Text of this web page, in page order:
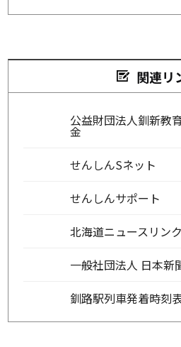
関連リ
公益財団法人釧新教
金
せんしんSネット
せんしんサポート
北海道ニュースリン
一般社団法人 日本新
釧路駅列車発着時刻